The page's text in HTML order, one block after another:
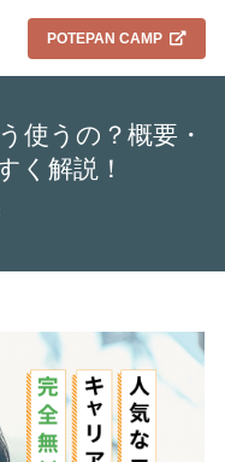
POTEPAN CAMP
使うの？概要・
く解説！